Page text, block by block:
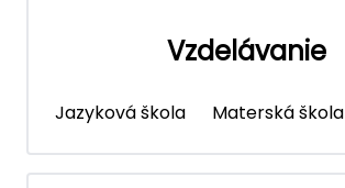
Vzdelávanie
Jazyková škola Materská škola